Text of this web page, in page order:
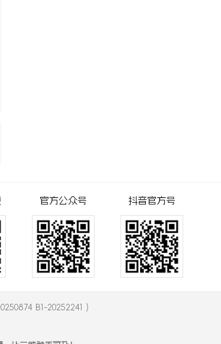
抖音官方号
官方公众号
B1-20252241 )